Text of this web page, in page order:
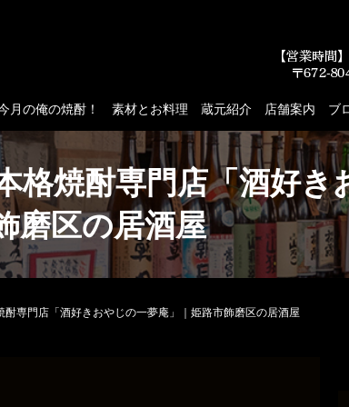
月の俺の焼酎！ 素材とお料理 蔵元紹介 店舗案内 ブ
格焼酎専門店「酒好
磨区の居酒屋
専門店「酒好きおやじの一夢庵」｜姫路市飾磨区の居酒屋